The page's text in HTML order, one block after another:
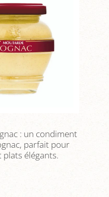
: un condiment
parfait pour
élégants.